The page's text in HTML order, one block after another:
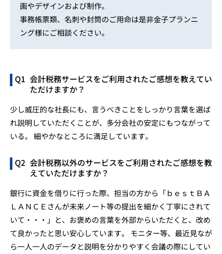
画やデザインおよび制作。
事務帳票類、名刺や封筒のご用命は是非金子プランニ
ング様にご相談ください。
会計税務サービスをご利用されたご感想を教えてい
ただけますか？
少し威圧的な社長にも、言うべきことをしっかり言葉を選ば
れ説明していただくことが、多分会社の安定にもつながって
いる。 細やかなところに満足しています。
会計税務以外のサービスをご利用されたご感想を教
えていただけますか？
銀行に資金を借りに行った際、担当の方から「ｂｅｓｔＢＡ
ＬＡＮＣＥさんが未来ノート等の提出を細かく丁寧にされて
いて・・・」と、お褒めの言葉を外部からいただくと、改め
て良かったと思い安心しています。 モニター等、最近見なが
ら一人一人のデータと説明を分かりやすく会議の際にしてい